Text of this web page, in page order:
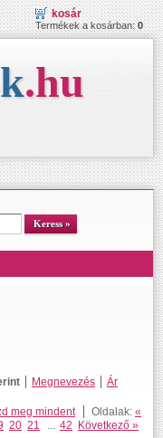
kosár
Termékek a kosárban:0
.hu
Megnevezés Ár
meg mindent Oldalak: «
20 21 ... 42 Következő »